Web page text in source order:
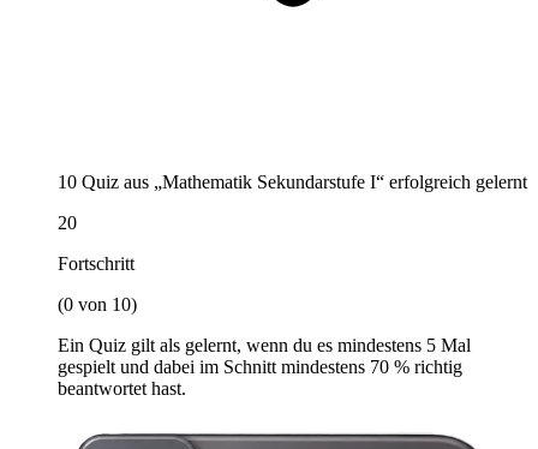
10 Quiz aus „Mathematik Sekundarstufe I“ erfolgreich gelernt
20
Fortschritt
(0 von 10)
Ein Quiz gilt als gelernt, wenn du es mindestens 5 Mal
gespielt und dabei im Schnitt mindestens 70 % richtig
beantwortet hast.